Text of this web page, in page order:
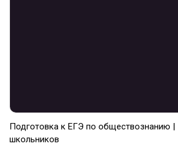
Подготовка к ЕГЭ по обществознанию |
школьников